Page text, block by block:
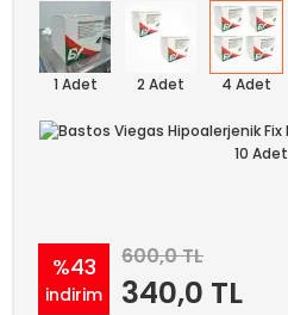
1 Adet 2 Adet 4 Adet
10 Adet
%43
indirim
600,0 TL
340,0 TL